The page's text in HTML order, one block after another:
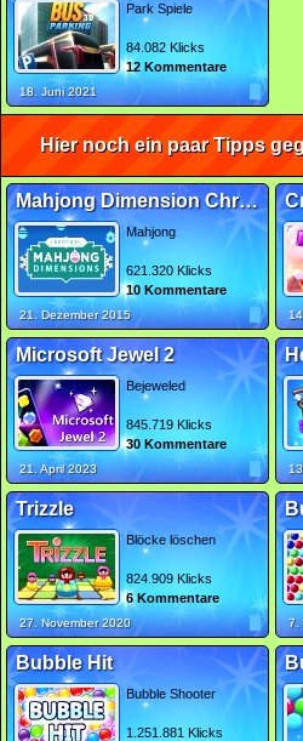
Park Spiele
84.082 Klicks
12 Kommentare
18. Juni 2021
Hier noch ein paar Tipps
Mahjong Dimension Christmas
Mahjong
621.320 Klicks
10 Kommentare
21. Dezember 2015
Microsoft Jewel 2
Bejeweled
845.719 Klicks
30 Kommentare
21. April 2023
Trizzle
Blöcke löschen
824.909 Klicks
6 Kommentare
27. November 2020 7.
Bubble Hit
Bubble Shooter
1.251.881 Klicks